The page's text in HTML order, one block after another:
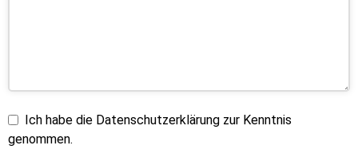
Ich habe die Datenschutzerklärung zur Kenntnis
genommen.